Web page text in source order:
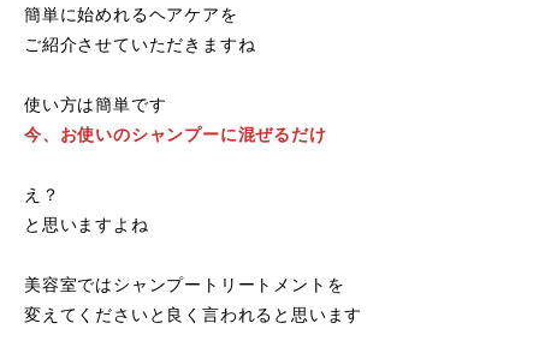
簡単に始めれるヘアケアを
ご紹介させていただきますね
使い方は簡単です
今、お使いのシャンプーに混ぜるだけ
え？
と思いますよね
美容室ではシャンプートリートメントを
変えてくださいと良く言われると思います